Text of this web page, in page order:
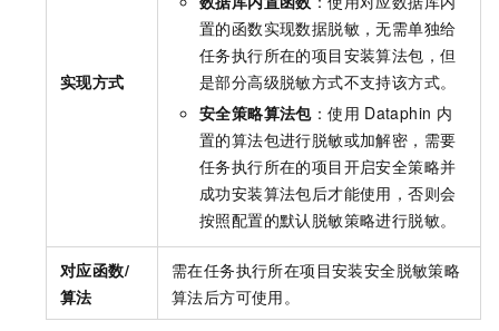
实现方式
置的函数实现数据脱敏，无需单独给
任务执行所在的项目安装算法包，但
是部分高级脱敏方式不支持该方式。
安全策略算法包：使用 Dataphin 内
置的算法包进行脱敏或加解密，需要
任务执行所在的项目开启安全策略并
成功安装算法包后才能使用，否则会
按照配置的默认脱敏策略进行脱敏。
对应函数/
算法
需在任务执行所在项目安装安全脱敏策略
算法后方可使用。